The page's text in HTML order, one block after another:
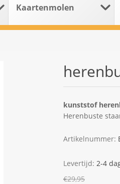
Kaartenmolen
kunststof
Herenbuste
Artikelnummer:
Levertijd: 2-4
€29,95